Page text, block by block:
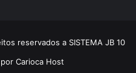
reservados a SISTEMA JB 10
Carioca Host